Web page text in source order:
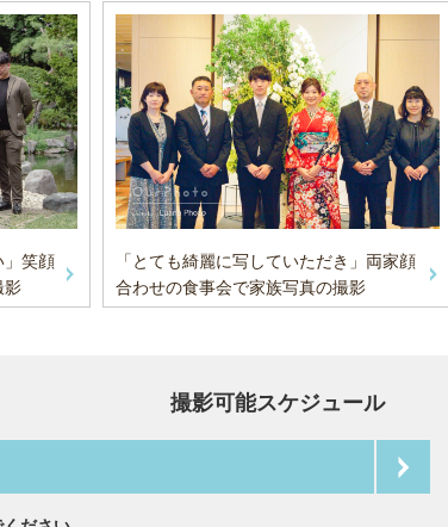
」笑顔
影
「とても綺麗に写していただき」両家顔
合わせの食事会で家族写真の撮影
撮影可能スケジュール